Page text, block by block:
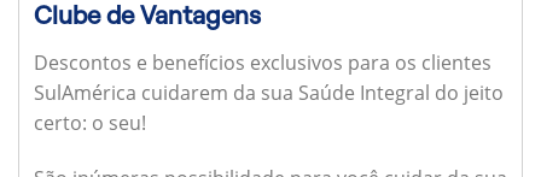
Clube de Vantagens
Descontos e benefícios exclusivos para os clientes
SulAmérica cuidarem da sua Saúde Integral do jeito
certo: o seu!